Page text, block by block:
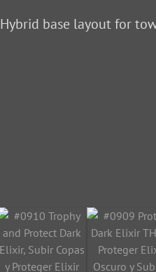
Hybrid base layout for